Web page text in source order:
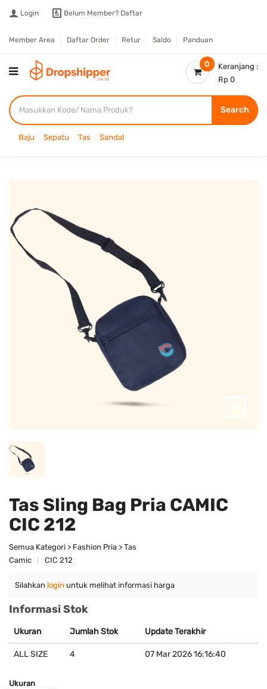
Login Belum Member? Daftar
Member Area Daftar Order Retur Saldo Panduan
0
Keranjang :
Rp 0
Search
Baju Sepatu Tas Sandal
Tas Sling Bag Pria CAMIC
CIC 212
Semua Kategori > Fashion Pria > Tas
Camic
CIC 212
Silahkan login untuk melihat informasi harga
Informasi Stok
Ukuran Jumlah Stok Update Terakhir
ALL SIZE 4 07 Mar 2026 16:16:40
Ukuran